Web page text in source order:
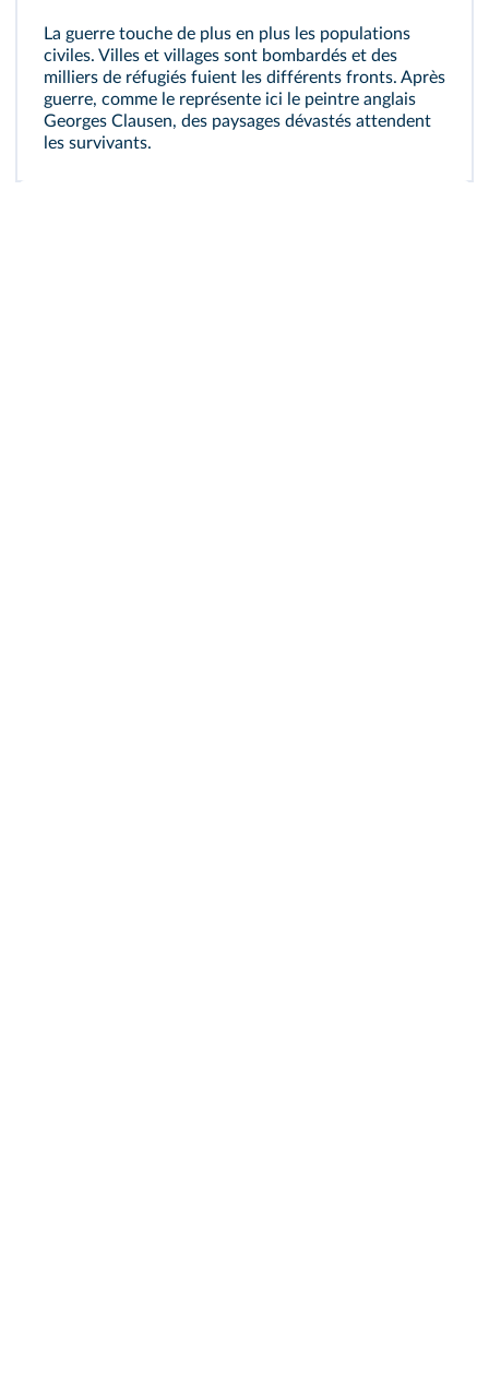
La guerre touche de plus en plus les populations
civiles. Villes et villages sont bombardés et des
milliers de réfugiés fuient les différents fronts. Après
guerre, comme le représente ici le peintre anglais
Georges Clausen, des paysages dévastés attendent
les survivants.